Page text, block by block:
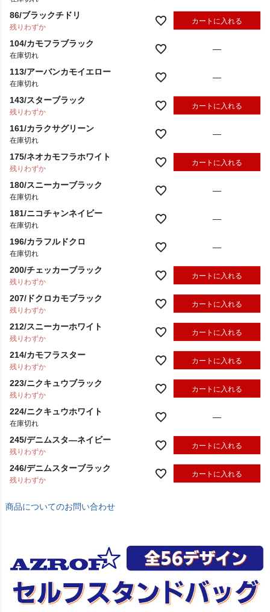
86/ブラックチドリ
残りわずか
カートに入れる
104/カモフラブラック
在庫切れ
—
113/アーバンカモイエロー
在庫切れ
—
143/スターブラック
残りわずか
カートに入れる
161/カラクサグリーン
在庫切れ
—
175/ネオカモフラホワイト
残りわずか
カートに入れる
180/スニーカーブラック
在庫切れ
—
181/ニコチャンネイビー
在庫切れ
—
196/カラフルドクロ
在庫切れ
—
200/チェッカーブラック
残りわずか
カートに入れる
207/ドクロカモブラック
残りわずか
カートに入れる
212/スニーカーホワイト
残りわずか
カートに入れる
214/カモフラスター
残りわずか
カートに入れる
223/ニクキュウブラック
残りわずか
カートに入れる
224/ニクキュウホワイト
在庫切れ
—
245/デニムスタ―ネイビー
残りわずか
カートに入れる
246/デニムスターブラック
残りわずか
カートに入れる
商品についてのお問い合わせ